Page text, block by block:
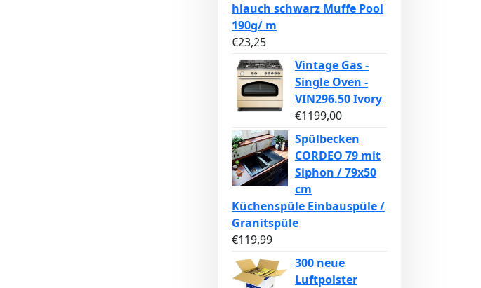
hlauch schwarz Muffe Pool
190g/ m
€23,25
Vintage Gas -
Single Oven -
VIN296.50 Ivory
€1199,00
Spülbecken
CORDEO 79 mit
Siphon / 79x50
cm
Küchenspüle Einbauspüle /
Granitspüle
€119,99
300 neue
Luftpolster